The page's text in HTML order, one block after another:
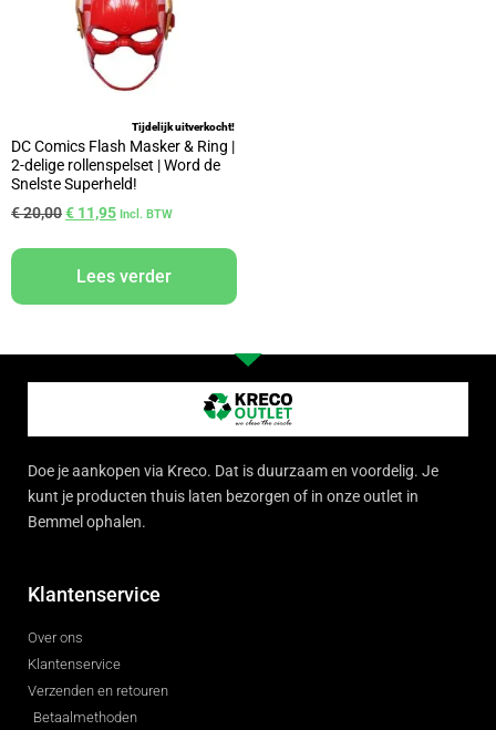
Tijdelijk uitverkocht!
DC Comics Flash Masker & Ring |
2-delige rollenspelset | Word de
Snelste Superheld!
€20,00€ 11,95 Incl. BTW
Lees verder
Doe je aankopen via Kreco. Dat is duurzaam en voordelig. Je
kunt je producten thuis laten bezorgen of in onze outlet in
Bemmel ophalen.
Klantenservice
Over ons
Klantenservice
Verzenden en retouren
Betaalmethoden